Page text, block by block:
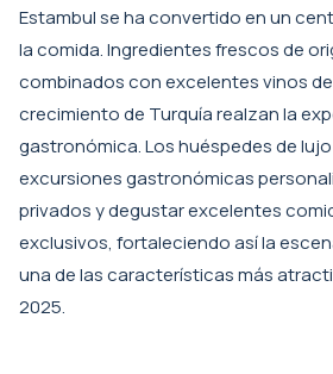
Estambul se ha convertido en un
la comida. Ingredientes frescos de
combinados con excelentes vinos
crecimiento de Turquía realzan la
gastronómica. Los huéspedes de
excursiones gastronómicas
privados y degustar excelentes
exclusivos, fortaleciendo así la
una de las características más
2025.